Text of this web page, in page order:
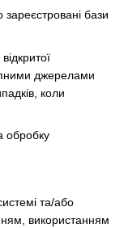
бази
джерелами
коли
обробку
та/або
використанням